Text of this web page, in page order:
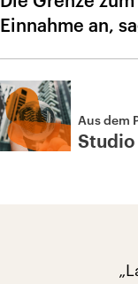
Einnahme an,
Aus dem
Studio